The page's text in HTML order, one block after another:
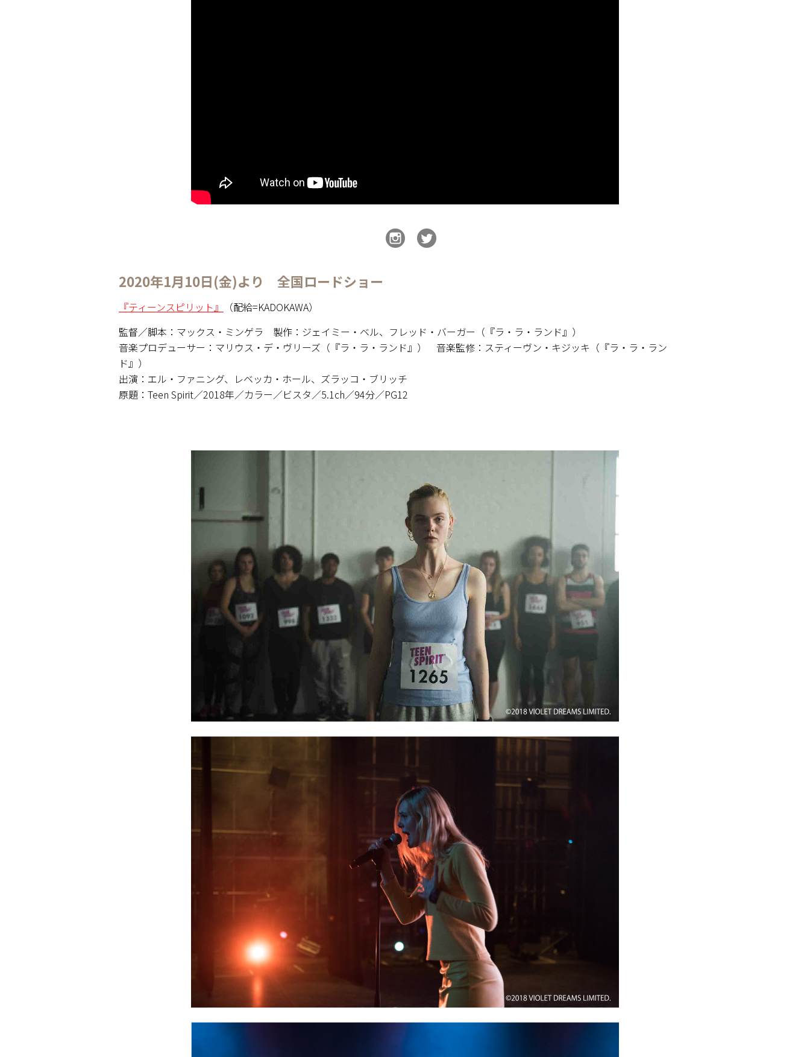
2020年1月10日(金)より 全国ロードショー
『ティーンスピリット』
（配給=KADOKAWA）
監督／脚本：マックス・ミンゲラ 製作：ジェイミー・ベル、フレッド・バーガー（『ラ・ラ・ランド』）
音楽プロデューサー：マリウス・デ・ヴリーズ（『ラ・ラ・ランド』） 音楽監修：スティーヴン・キジッキ（『ラ・ラ・ラン
ド』）
出演：エル・ファニング、レベッカ・ホール、ズラッコ・ブリッチ
原題：Teen Spirit／2018年／カラー／ビスタ／5.1ch／94分／PG12